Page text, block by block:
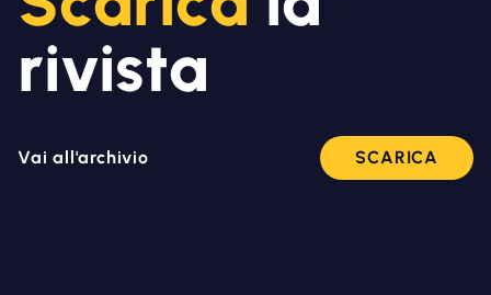
rivista
Vai all'archivio SCARICA